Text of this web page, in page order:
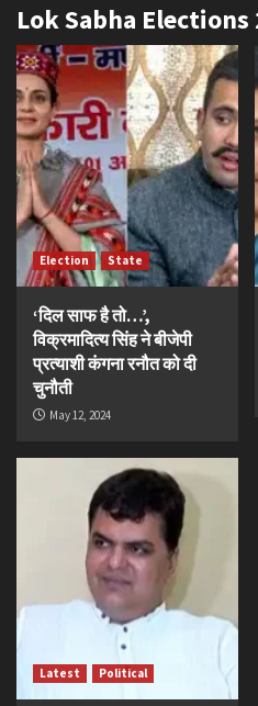
Lok Sabha Elections
Election State
‘दिल साफ है तो…’,
विक्रमादित्य सिंह ने बीजेपी
प्रत्याशी कंगना रनौत को दी
चुनौती
May 12, 2024
Latest Political